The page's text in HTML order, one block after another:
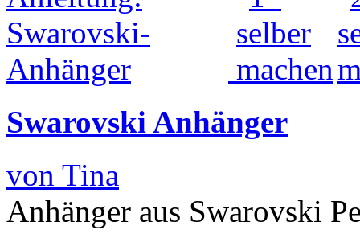
Swarovski Anhänger
von Tina
Anhänger aus Swarovski